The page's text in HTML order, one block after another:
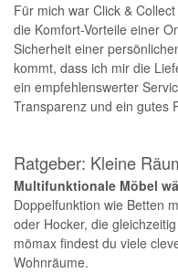
Für mich war Click &
die Komfort-Vorteile einer
Sicherheit einer
kommt, dass ich mir die
ein empfehlenswerter
Transparenz und ein gutes
Ratgeber: Kleine
Multifunktionale Möbel
Doppelfunktion wie Betten
oder Hocker, die
mömax findest du viele
Wohnräume.